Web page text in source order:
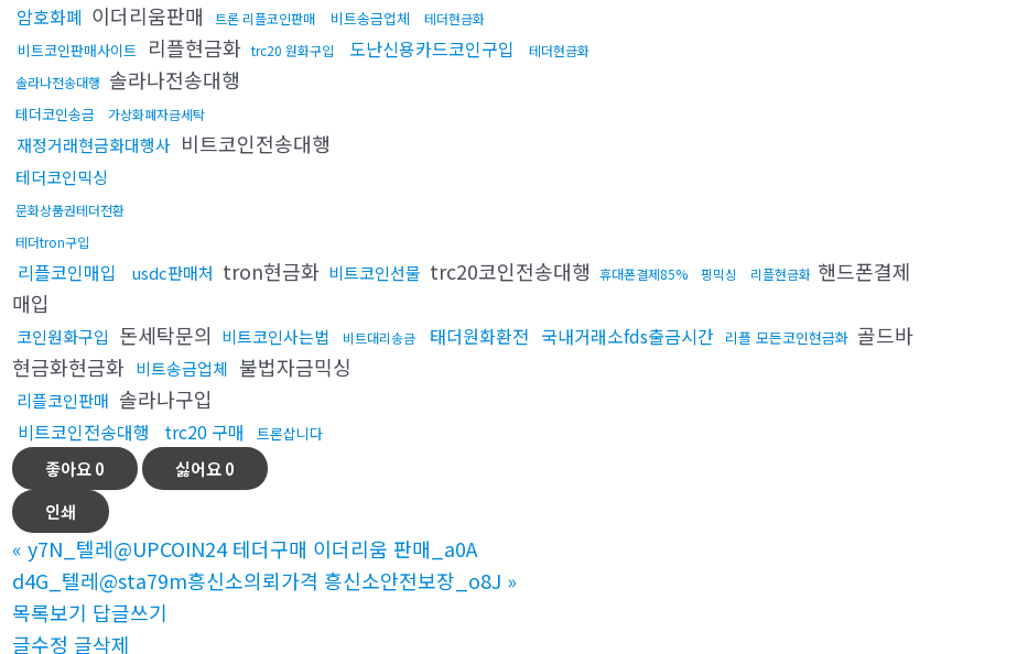
암호화폐 이더리움판매 트론 리플코인판매 비트송금업체 테더현금화
비트코인판매사이트 리플현금화 trc20 원화구입 도난신용카드코인구입
테더현금화
솔라나전송대행 솔라나전송대행
테더코인송금 가상화폐자금세탁
재정거래현금화대행사 비트코인전송대행
테더코인믹싱
문화상품권테더전환
테더tron구입
리플코인매입 usdc판매처 tron현금화 비트코인선물 trc20코인전송대행 휴대폰결제85% 핑믹싱 리플현금화 핸드폰결제
매입
코인원화구입 돈세탁문의 비트코인사는법 비트대리송금 태더원화환전 국내거래소fds출금시간 리플 모든코인현금화 골드바
현금화현금화 비트송금업체 불법자금믹싱
리플코인판매 솔라나구입
비트코인전송대행 trc20 구매 트론삽니다
좋아요0 싫어요0
인쇄
« y7N_텔레@UPCOIN24 테더구매 이더리움 판매_a0A
d4G_텔레@sta79m흥신소의뢰가격 흥신소안전보장_o8J »
목록보기 답글쓰기
글수정 글삭제